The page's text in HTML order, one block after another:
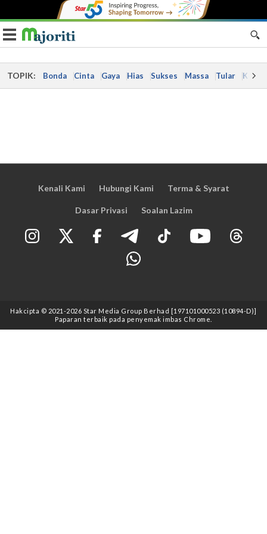
Toggle navigation
TOPIK: Bonda Cinta Gaya Hias Sukses Massa Tular Kes
Kenali Kami Hubungi Kami Terma & Syarat
Dasar Privasi Soalan Lazim
Hakcipta © 2021 -2026 Star Media Group Berhad [197101000523 (10894-D)]
Paparan terbaik pada penyemak imbas Chrome.